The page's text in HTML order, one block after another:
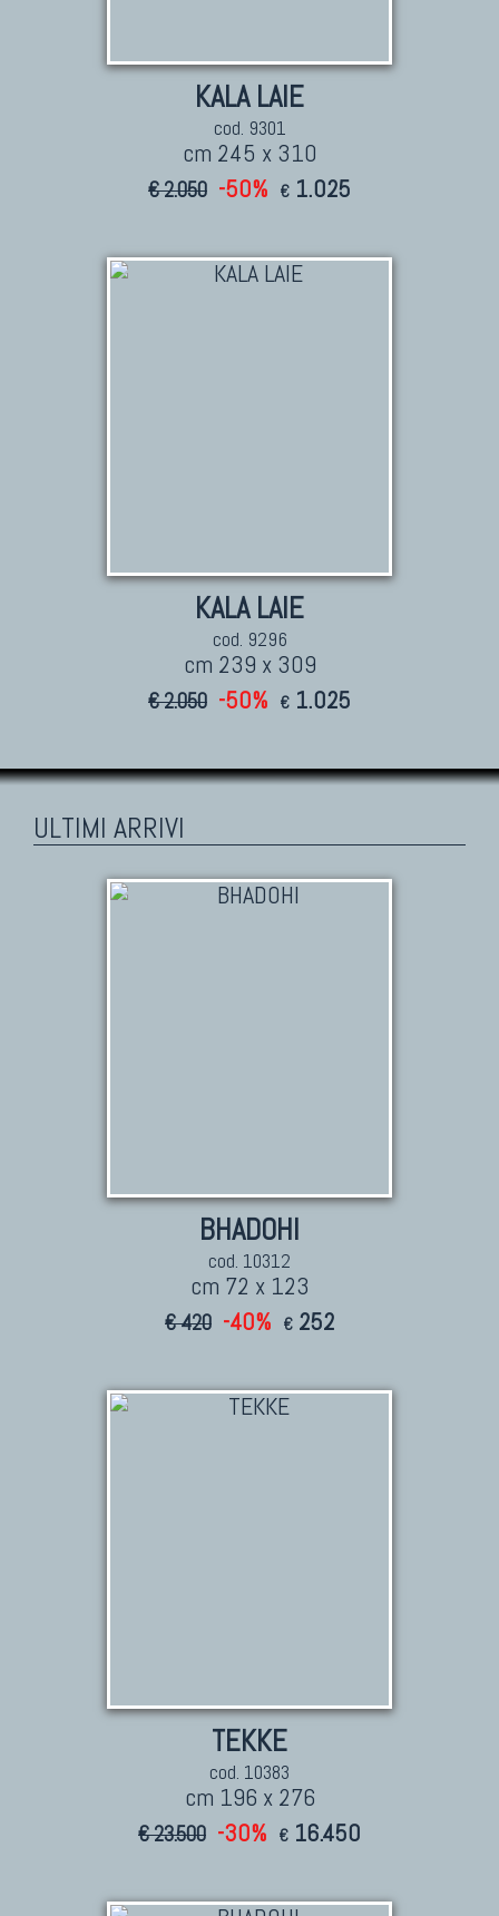
KALA LAIE
cod. 9301
cm 245 x 310
€ 2.050 -50% € 1.025
KALA LAIE
cod. 9296
cm 239 x 309
€ 2.050 -50% € 1.025
ULTIMI ARRIVI
BHADOHI
cod. 10312
cm 72 x 123
€ 420 -40% € 252
TEKKE
cod. 10383
cm 196 x 276
€ 23.500 -30% € 16.450